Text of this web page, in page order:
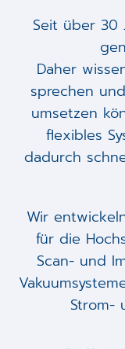
Seit über 30
Daher
sprechen
umsetzen
flexibles
dadurch
Wir
für die
Scan- und
Strom-